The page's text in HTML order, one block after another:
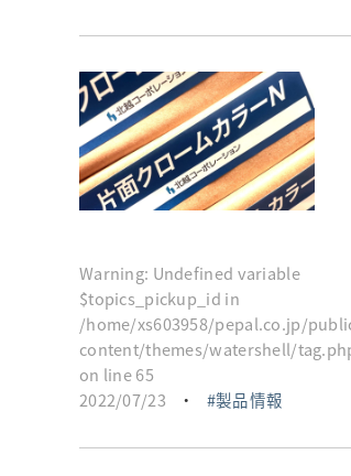
Warning: Undefined variable
$topics_pickup_id in
/home/xs603958/pepal.co.jp/
content/themes/watershell/
on line65
2022/07/23
・ 製品情報